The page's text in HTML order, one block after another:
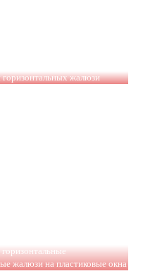
горизонтальных жалюзи
жалюзи на пластиковые окна